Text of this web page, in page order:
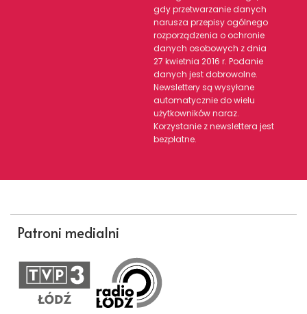
gdy przetwarzanie danych
narusza przepisy ogólnego
rozporządzenia o ochronie
danych osobowych z dnia
27 kwietnia 2016 r. Podanie
danych jest dobrowolne.
Newslettery są wysyłane
automatycznie do wielu
użytkowników naraz.
Korzystanie z newslettera jest
bezpłatne.
Patroni medialni